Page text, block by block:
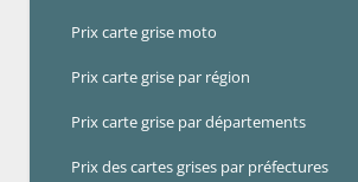
Prix carte grise moto
Prix carte grise par région
Prix carte grise par départements
Prix des cartes grises par préfectures